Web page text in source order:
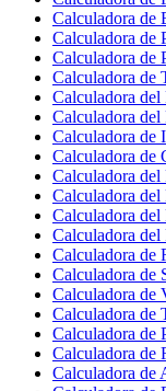
Calculadora de
Calculadora de
Calculadora de
Calculadora de
Calculadora del
Calculadora del
Calculadora de
Calculadora de
Calculadora del
Calculadora
Calculadora
Calculadora del
Calculadora de
Calculadora de
Calculadora de
Calculadora de
Calculadora de
Calculadora de
Calculadora de